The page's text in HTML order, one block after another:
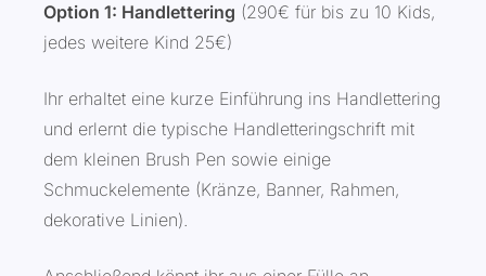
Option 1: Handlettering (290€ für bis zu 10 Kids,
jedes weitere Kind 25€)
Ihr erhaltet eine kurze Einführung ins Handlettering
und erlernt die typische Handletteringschrift mit
dem kleinen Brush Pen sowie einige
Schmuckelemente (Kränze, Banner, Rahmen,
dekorative Linien).